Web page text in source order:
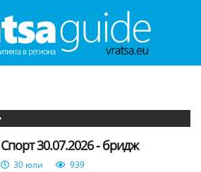
Спорт 30.07.2026 - бридж
30 юли 939